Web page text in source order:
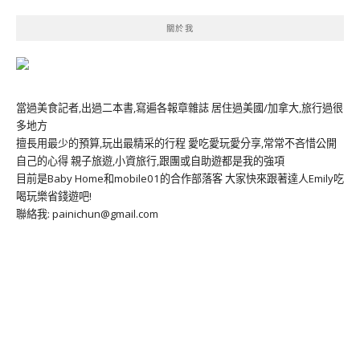
關於我
當過美食記者,出過二本書,寫遍各報章雜誌 居住過美國/加拿大,旅行過很
多地方
擅長用最少的預算,玩出最精采的行程 愛吃愛玩愛分享,常常不吝惜公開
自己的心得 親子旅遊,小資旅行,跟團或自助遊都是我的強項
目前是Baby Home和mobile01的合作部落客 大家快來跟著達人Emily吃
喝玩樂省錢遊吧!
聯絡我: painichun@gmail.com